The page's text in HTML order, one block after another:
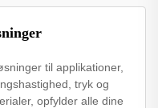
til applikationer,
tryk og
opfylder alle dine